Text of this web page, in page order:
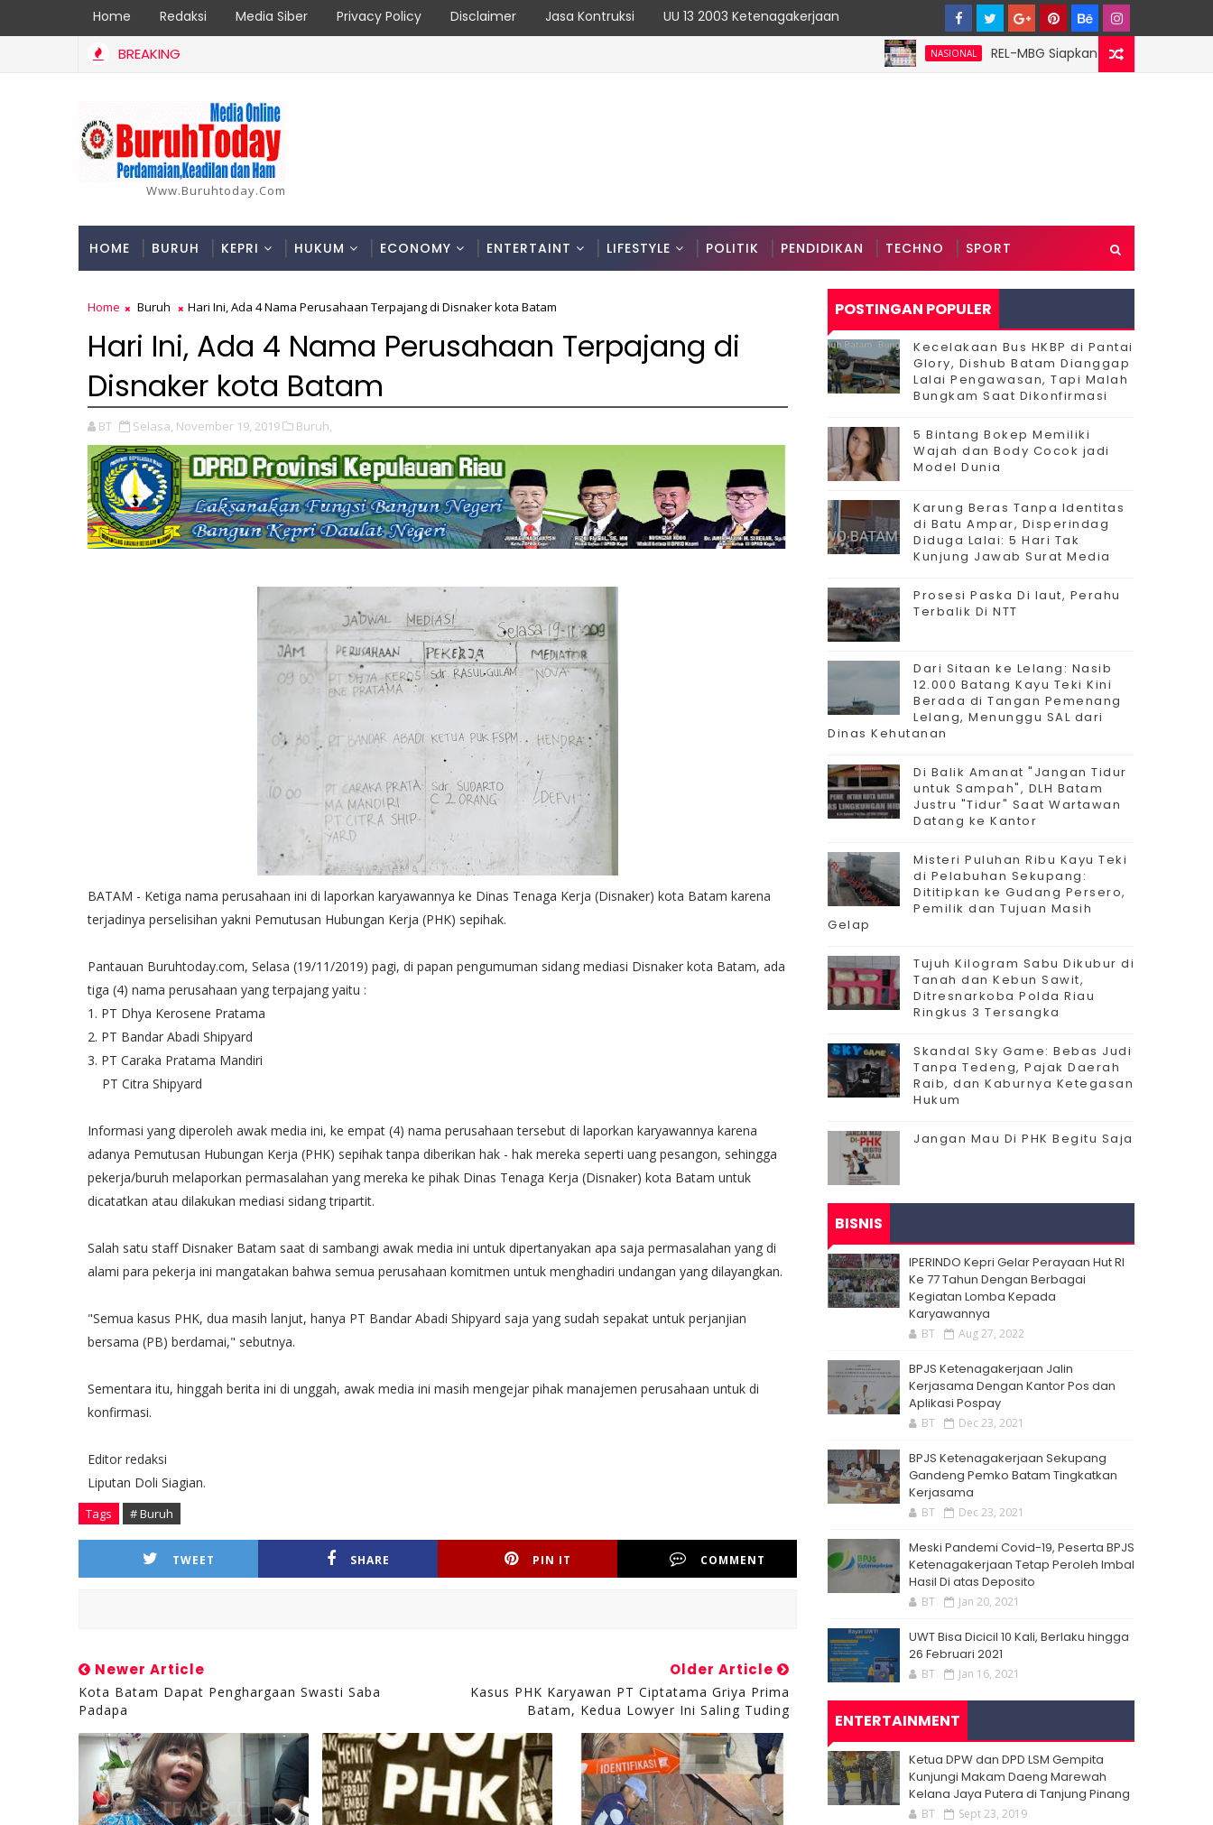
Home Redaksi Media Siber Privacy Policy Disclaimer Jasa Kontruksi UU 13 2003 Ketenagakerjaan
BREAKING NASIONAL
‎REL-MBG Siapkan 6 Pilar Program Kerja,
Www.buruhtoday.com
HOME BURUH KEPRI HUKUM ECONOMY ENTERTAINT LIFESTYLE POLITIK PENDIDIKAN TECHNO SPORT
Home Buruh Hari Ini, Ada 4 Nama Perusahaan Terpajang di Disnaker kota Batam
Hari Ini, Ada 4 Nama Perusahaan Terpajang di
Disnaker kota Batam
BT Selasa, November 19, 2019 Buruh,
BATAM - Ketiga nama perusahaan ini di laporkan karyawannya ke Dinas Tenaga Kerja (Disnaker) kota Batam karena
terjadinya perselisihan yakni Pemutusan Hubungan Kerja (PHK) sepihak.
Pantauan Buruhtoday.com, Selasa (19/11/2019) pagi, di papan pengumuman sidang mediasi Disnaker kota Batam, ada
tiga (4) nama perusahaan yang terpajang yaitu :
1. PT Dhya Kerosene Pratama
2. PT Bandar Abadi Shipyard
3. PT Caraka Pratama Mandiri
PT Citra Shipyard
Informasi yang diperoleh awak media ini, ke empat (4) nama perusahaan tersebut di laporkan karyawannya karena
adanya Pemutusan Hubungan Kerja (PHK) sepihak tanpa diberikan hak - hak mereka seperti uang pesangon, sehingga
pekerja/buruh melaporkan permasalahan yang mereka ke pihak Dinas Tenaga Kerja (Disnaker) kota Batam untuk
dicatatkan atau dilakukan mediasi sidang tripartit.
Salah satu staff Disnaker Batam saat di sambangi awak media ini untuk dipertanyakan apa saja permasalahan yang di
alami para pekerja ini mangatakan bahwa semua perusahaan komitmen untuk menghadiri undangan yang dilayangkan.
"Semua kasus PHK, dua masih lanjut, hanya PT Bandar Abadi Shipyard saja yang sudah sepakat untuk perjanjian
bersama (PB) berdamai," sebutnya.
Sementara itu, hinggah berita ini di unggah, awak media ini masih mengejar pihak manajemen perusahaan untuk di
konfirmasi.
Editor redaksi
Liputan Doli Siagian.
Tags # Buruh
TWEET SHARE PIN IT COMMENT
Newer Article
Kota Batam Dapat Penghargaan Swasti Saba
Padapa
Older Article
Kasus PHK Karyawan PT Ciptatama Griya Prima
Batam, Kedua Lowyer Ini Saling Tuding
POSTINGAN POPULER
Kecelakaan Bus HKBP di Pantai
Glory, Dishub Batam Dianggap
Lalai Pengawasan, Tapi Malah
Bungkam Saat Dikonfirmasi
5 Bintang Bokep Memiliki
Wajah dan Body Cocok jadi
Model Dunia
Karung Beras Tanpa Identitas
di Batu Ampar, Disperindag
Diduga Lalai: 5 Hari Tak
Kunjung Jawab Surat Media
Prosesi Paska Di laut, Perahu
Terbalik Di NTT
Dari Sitaan ke Lelang: Nasib
12.000 Batang Kayu Teki Kini
Berada di Tangan Pemenang
Lelang, Menunggu SAL dari
Dinas Kehutanan
Di Balik Amanat "Jangan Tidur
untuk Sampah", DLH Batam
Justru "Tidur" Saat Wartawan
Datang ke Kantor
Misteri Puluhan Ribu Kayu Teki
di Pelabuhan Sekupang:
Dititipkan ke Gudang Persero,
Pemilik dan Tujuan Masih
Gelap
Tujuh Kilogram Sabu Dikubur di
Tanah dan Kebun Sawit,
Ditresnarkoba Polda Riau
Ringkus 3 Tersangka
Skandal Sky Game: Bebas Judi
Tanpa Tedeng, Pajak Daerah
Raib, dan Kaburnya Ketegasan
Hukum
Jangan Mau Di PHK Begitu Saja
BISNIS
IPERINDO Kepri Gelar Perayaan Hut RI
Ke 77 Tahun Dengan Berbagai
Kegiatan Lomba Kepada
Karyawannya
BT Aug 27, 2022
BPJS Ketenagakerjaan Jalin
Kerjasama Dengan Kantor Pos dan
Aplikasi Pospay
BT Dec 23, 2021
BPJS Ketenagakerjaan Sekupang
Gandeng Pemko Batam Tingkatkan
Kerjasama
BT Dec 23, 2021
Meski Pandemi Covid-19, Peserta BPJS
Ketenagakerjaan Tetap Peroleh Imbal
Hasil Di atas Deposito
BT Jan 20, 2021
UWT Bisa Dicicil 10 Kali, Berlaku hingga
26 Februari 2021
BT Jan 16, 2021
ENTERTAINMENT
Ketua DPW dan DPD LSM Gempita
Kunjungi Makam Daeng Marewah
Kelana Jaya Putera di Tanjung Pinang
BT Sept 23, 2019